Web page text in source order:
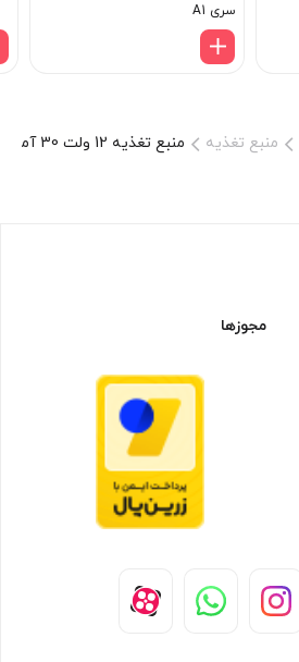
سری A1
منبع تغذیه منبع تغذیه 12 ولت 30 آمپر
مجوزها